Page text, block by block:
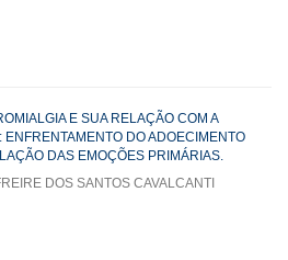
E SUA RELAÇÃO COM A
ENFRENTAMENTO DO ADOECIMENTO
DAS EMOÇÕES PRIMÁRIAS.
DOS SANTOS CAVALCANTI